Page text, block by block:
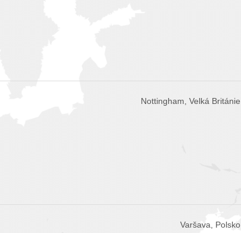
Nottingham, Velká Británie
Varšava, Polsko